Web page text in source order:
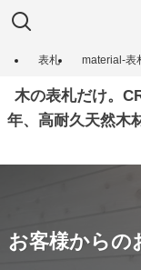
表札 material-表
木の表札だけ。
年、高耐久天然木
お客様からの